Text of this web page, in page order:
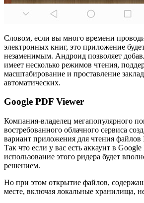
Словом, если вы много времени
электронных книг, это приложение
незаменимым. Андроид позволяет
имеет несколько режимов чтения,
масштабирование и проставление
автоматических.
Google PDF Viewer
Компания-владелец мегапопулярного
востребованного облачного сервиса
вариант приложения для чтения
Так что если у вас есть аккаунт в
использование этого ридера будет
решением.
Но при этом открытие файлов,
месте, включая локальные хранилища,